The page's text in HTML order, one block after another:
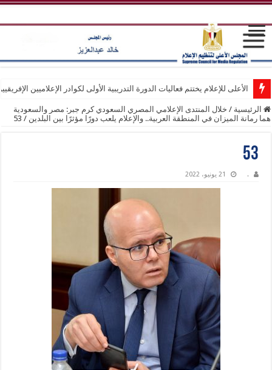
الأعلى للإعلام يختتم فعاليات الدورة التدريبية الأولى لكوادر الإعلاميين
الرئيسية / خلال المنتدى الإعلامي المصري السعودي كرم جبر: مصر والسعودية
هما رمانة الميزان في المنطقة العربية.. والإعلام يلعب دورًا مؤثرًا بين البلدين /
53
53
. 21 يونيو، 2022